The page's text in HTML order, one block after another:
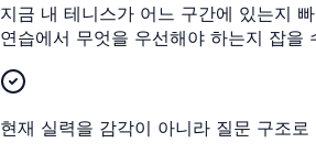
지금 내 테니스가 어느 구간에 있는지
연습에서 무엇을 우선해야 하는지 잡을
현재 실력을 감각이 아니라 질문 구조로